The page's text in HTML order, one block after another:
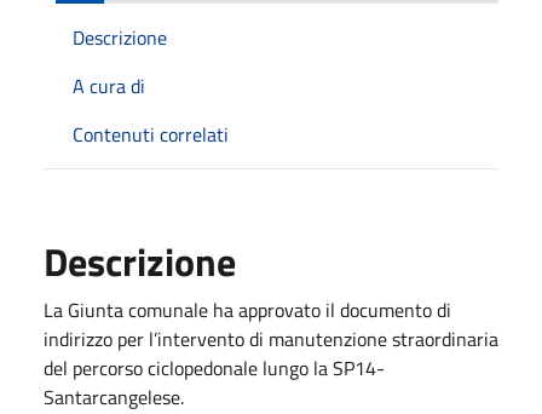
Descrizione
A cura di
Contenuti correlati
Descrizione
La Giunta comunale ha approvato il documento di
indirizzo per l’intervento di manutenzione straordinaria
del percorso ciclopedonale lungo la SP14-
Santarcangelese.